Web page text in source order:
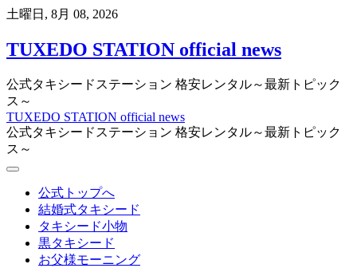
Skip
content
土曜日, 8月 08, 2026
TUXEDO STATION official news
公式タキシードステーション 格安レンタル～最新トピック
ス～
TUXEDO STATION official news
公式タキシードステーション 格安レンタル～最新トピック
ス～
公式トップへ
結婚式タキシード
タキシード小物
黒タキシード
お父様モーニング